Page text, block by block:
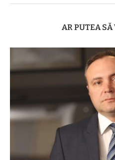
AR PUTEA SĂ